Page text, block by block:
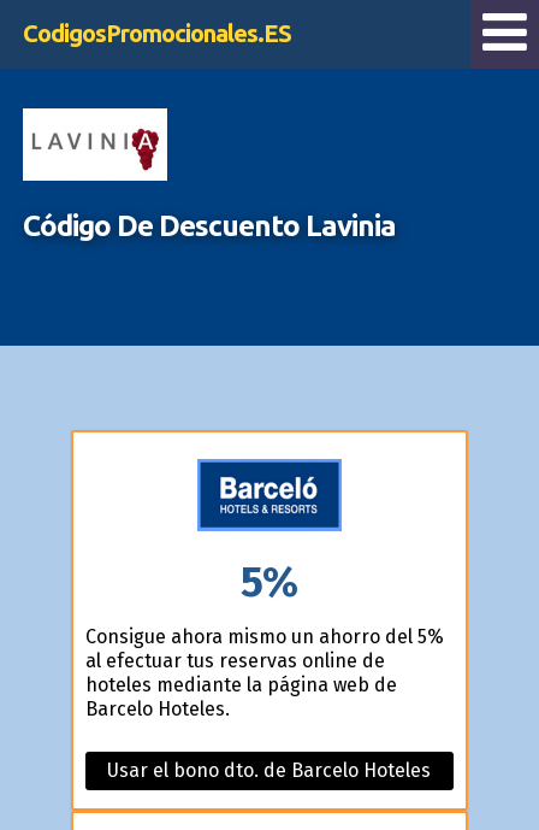
CodigosPromocionales.ES
Código De Descuento Lavinia
5%
Consigue ahora mismo un ahorro del 5%
al efectuar tus reservas online de
hoteles mediante la página web de
Barcelo Hoteles.
Usar el bono dto. de Barcelo Hoteles